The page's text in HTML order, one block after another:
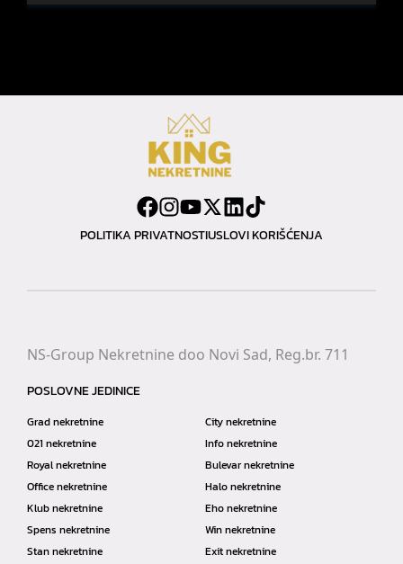
POLITIKA PRIVATNOSTIUSLOVI KORIŠĆENJA
NS-Group Nekretnine doo Novi Sad, Reg.br. 711
POSLOVNE JEDINICE
Grad nekretnine
City nekretnine
021 nekretnine
Info nekretnine
Royal nekretnine
Bulevar nekretnine
Office nekretnine
Halo nekretnine
Klub nekretnine
Eho nekretnine
Spens nekretnine
Win nekretnine
Stan nekretnine
Exit nekretnine